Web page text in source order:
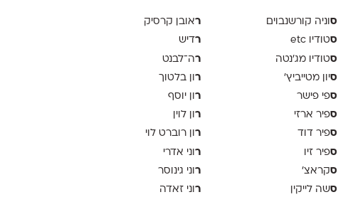
ס וניה קורשנבוים
סטודיו etc
סטודיו מג'נטה
סיון מטייביץ׳
ספי פישר
ספיר ארזי
ספיר דוד
ספיר זיו
סקראצ׳
סשה לייקין
ראובן קרסיק
רדיש
רה־לבנט
רון בלטוך
רון יוסף
רון לוין
רון רוברט לוי
רוני אדרי
רוני גינוסר
רוני זאדה